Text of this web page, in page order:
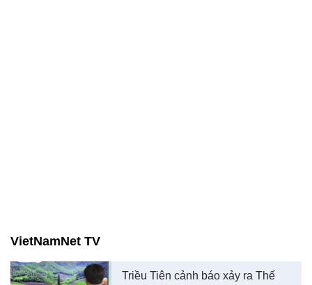
VietNamNet TV
Triều Tiên cảnh báo xảy ra Thế